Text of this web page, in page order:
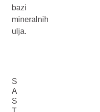
bazi
mineralnih
ulja.
S
A
S